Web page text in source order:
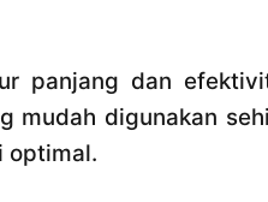
panjang dan
digunakan
optimal.